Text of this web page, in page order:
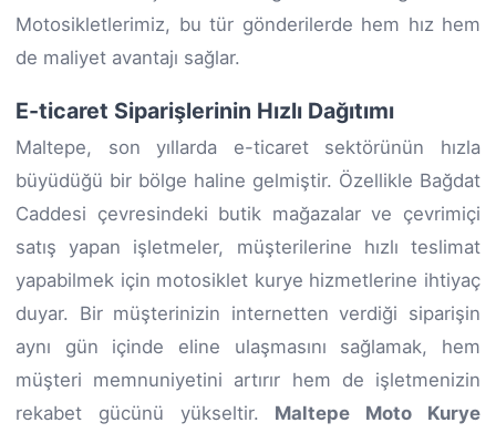
Motosikletlerimiz, bu tür gönderilerde hem hız hem
de maliyet avantajı sağlar.
E-ticaret Siparişlerinin Hızlı Dağıtımı
Maltepe, son yıllarda e-ticaret sektörünün hızla
büyüdüğü bir bölge haline gelmiştir. Özellikle Bağdat
Caddesi çevresindeki butik mağazalar ve çevrimiçi
satış yapan işletmeler, müşterilerine hızlı teslimat
yapabilmek için motosiklet kurye hizmetlerine ihtiyaç
duyar. Bir müşterinizin internetten verdiği siparişin
aynı gün içinde eline ulaşmasını sağlamak, hem
müşteri memnuniyetini artırır hem de işletmenizin
rekabet gücünü yükseltir. Maltepe Moto Kurye